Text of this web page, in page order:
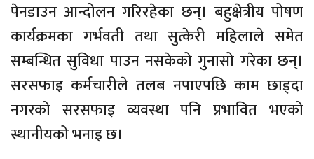
पेनडाउन आन्दोलन गरिरहेका छन्। बहुक्षेत्रीय पोषण
कार्यक्रमका गर्भवती तथा सुत्केरी महिलाले समेत
सम्बन्धित सुविधा पाउन नसकेको गुनासो गरेका छन्।
सरसफाइ कर्मचारीले तलब नपाएपछि काम छाड्दा
नगरको सरसफाइ व्यवस्था पनि प्रभावित भएको
स्थानीयको भनाइ छ।